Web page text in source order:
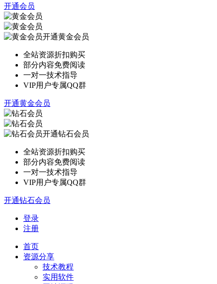
开通会员
开通黄金会员
全站资源折扣购买
部分内容免费阅读
一对一技术指导
VIP用户专属QQ群
开通黄金会员
开通钻石会员
全站资源折扣购买
部分内容免费阅读
一对一技术指导
VIP用户专属QQ群
开通钻石会员
登录
注册
首页
资源分享
技术教程
实用软件